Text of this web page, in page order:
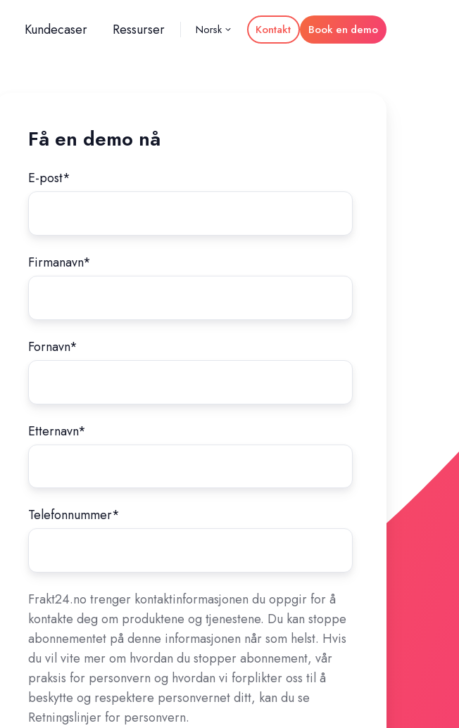
Kundecaser Ressurser Norsk Kontakt Book en demo
Få en demo nå
E-post*
Firmanavn*
Fornavn*
Etternavn*
Telefonnummer*
Frakt24.no trenger kontaktinformasjonen du oppgir for å
kontakte deg om produktene og tjenestene. Du kan stoppe
abonnementet på denne informasjonen når som helst. Hvis
du vil vite mer om hvordan du stopper abonnement, vår
praksis for personvern og hvordan vi forplikter oss til å
beskytte og respektere personvernet ditt, kan du se
Retningslinjer for personvern.